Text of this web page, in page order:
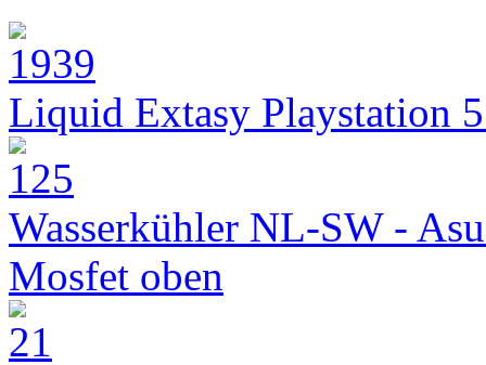
Liquid Extasy Playstation
Wasserkühler NL-SW -
Mosfet oben